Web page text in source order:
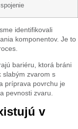
spojenie
identifikovali
komponentov. Je to
bariéru, ktorá bráni
slabým zvarom s
príprava povrchu je
pevnosti zvaru.
v